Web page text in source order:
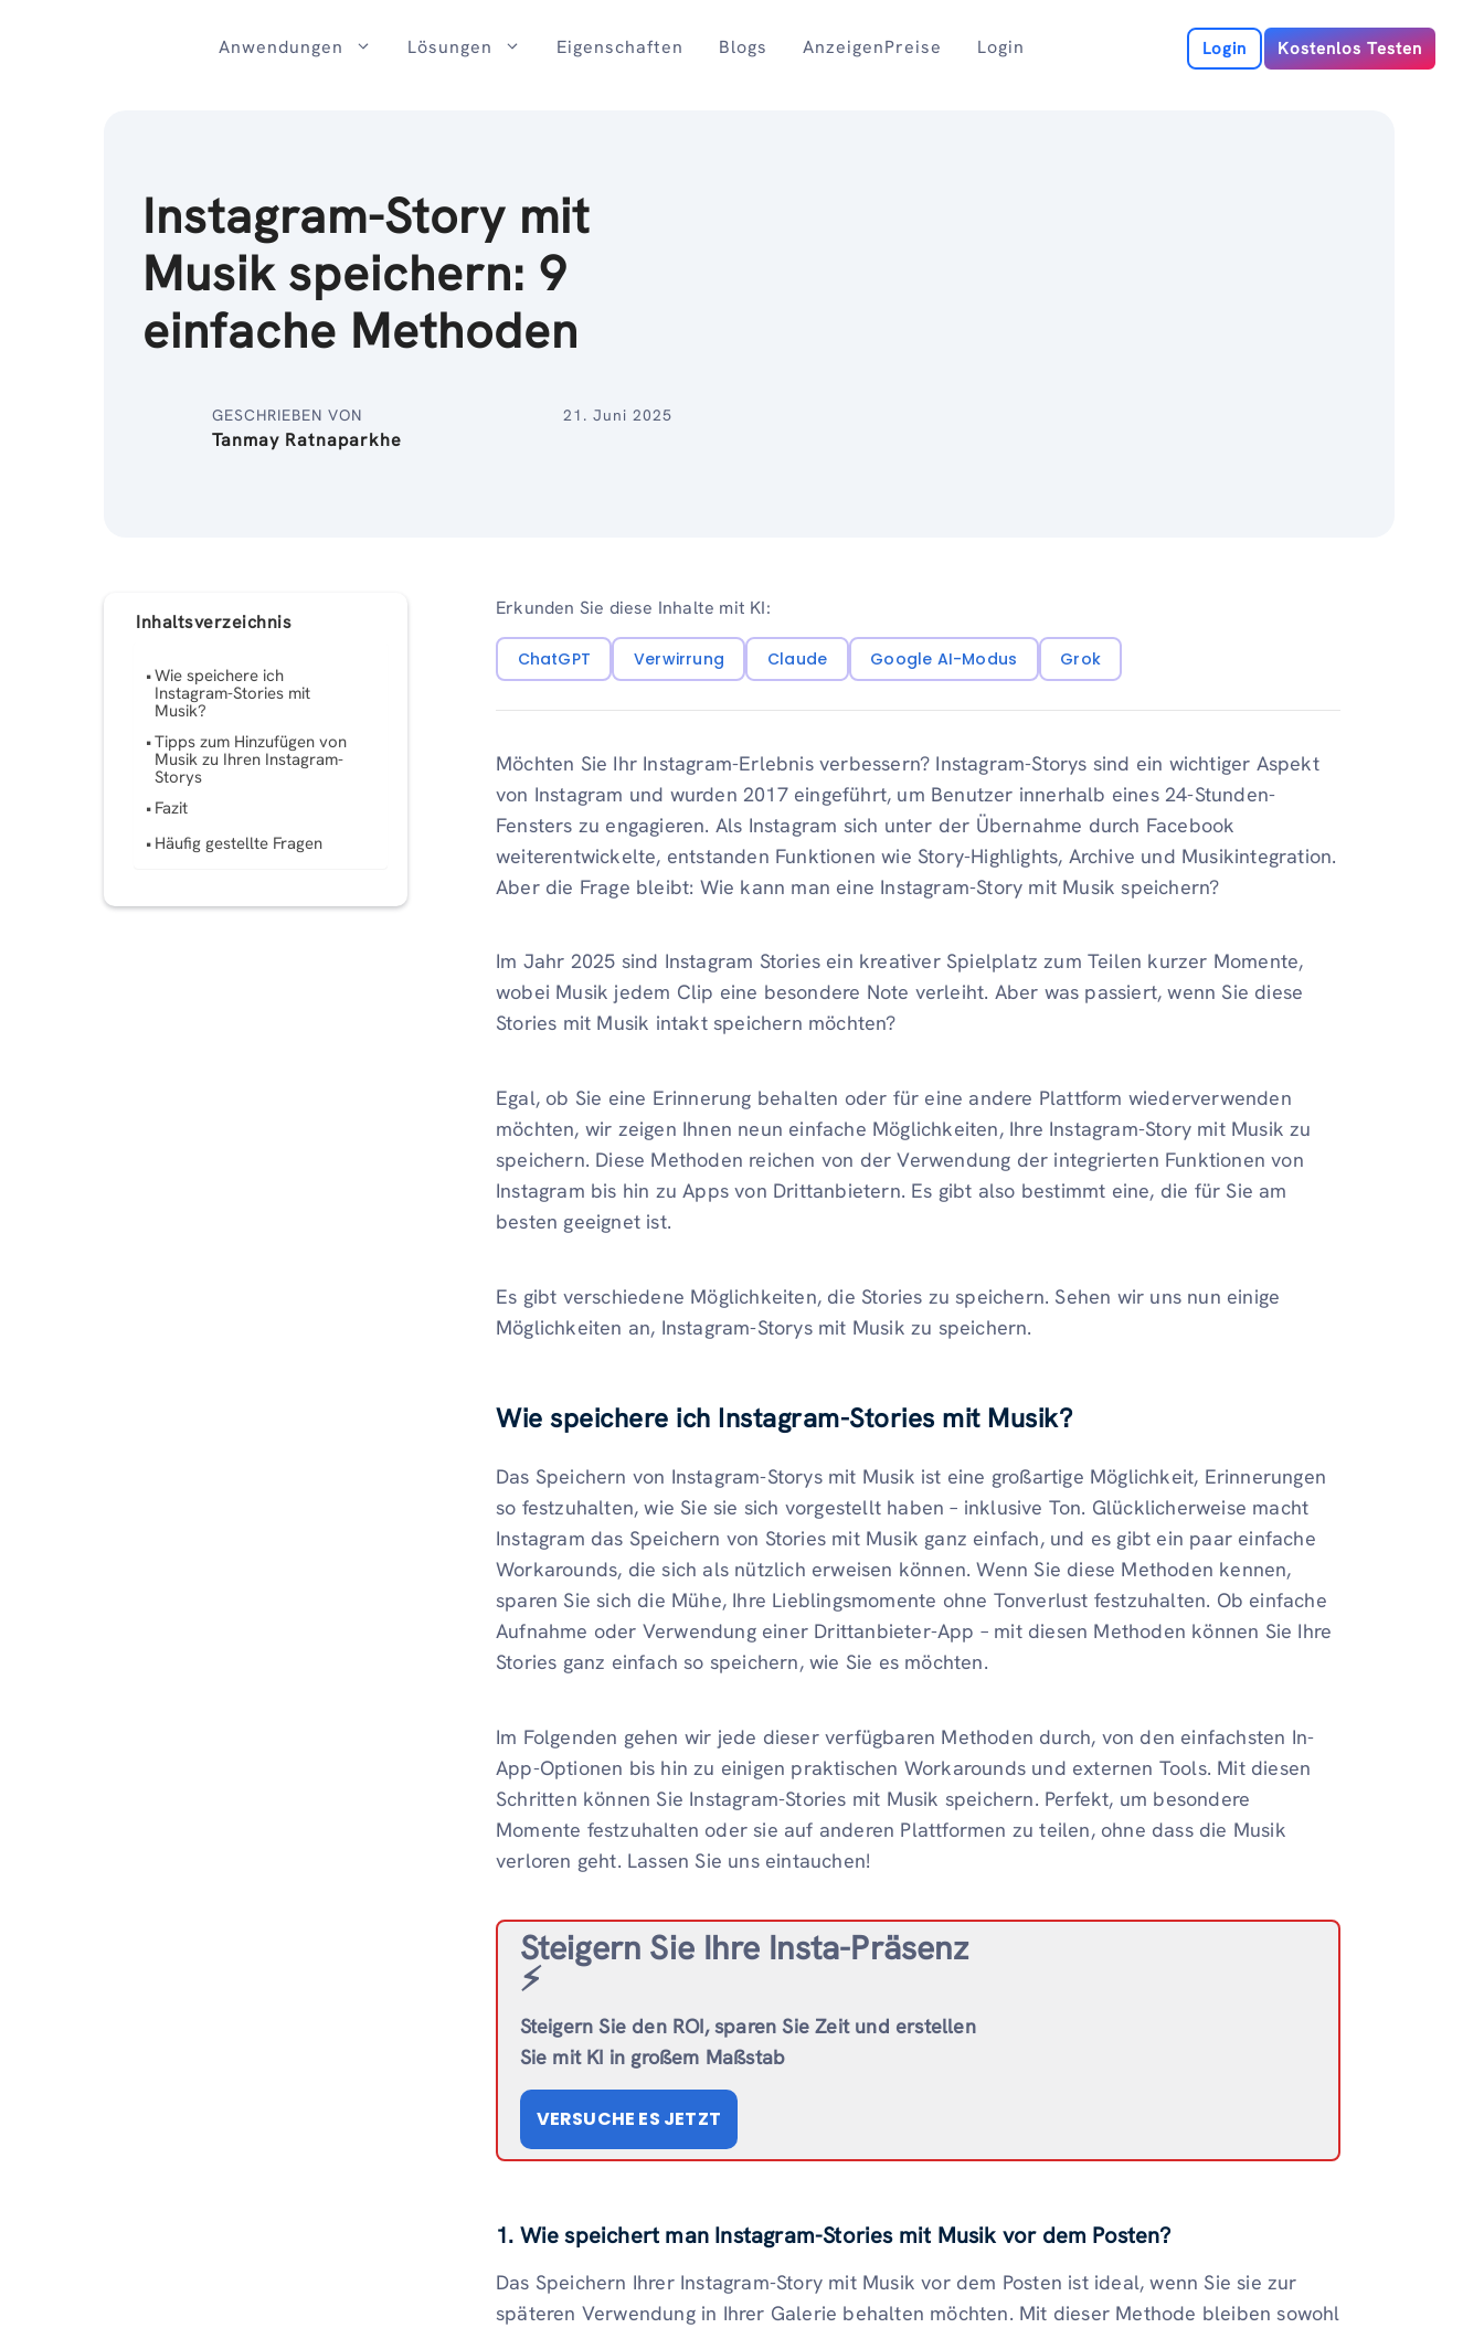
Anwendungen Lösungen Eigenschaften Blogs AnzeigenPreise Login Login Kostenlos Testen
Instagram-Story mit
Musik speichern: 9
einfache Methoden
GESCHRIEBEN VON
Tanmay Ratnaparkhe
21. Juni 2025
Inhaltsverzeichnis
Wie speichere ich
Instagram-Stories mit
Musik?
Tipps zum Hinzufügen von
Musik zu Ihren Instagram-
Storys
Fazit
Häufig gestellte Fragen
Erkunden Sie diese Inhalte mit KI:
ChatGPT Verwirrung Claude Google AI-Modus Grok
Möchten Sie Ihr Instagram-Erlebnis verbessern? Instagram-Storys sind ein wichtiger Aspekt
von Instagram und wurden 2017 eingeführt, um Benutzer innerhalb eines 24-Stunden-
Fensters zu engagieren. Als Instagram sich unter der Übernahme durch Facebook
weiterentwickelte, entstanden Funktionen wie Story-Highlights, Archive und Musikintegration.
Aber die Frage bleibt: Wie kann man eine Instagram-Story mit Musik speichern?
Im Jahr 2025 sind Instagram Stories ein kreativer Spielplatz zum Teilen kurzer Momente,
wobei Musik jedem Clip eine besondere Note verleiht. Aber was passiert, wenn Sie diese
Stories mit Musik intakt speichern möchten?
Egal, ob Sie eine Erinnerung behalten oder für eine andere Plattform wiederverwenden
möchten, wir zeigen Ihnen neun einfache Möglichkeiten, Ihre Instagram-Story mit Musik zu
speichern. Diese Methoden reichen von der Verwendung der integrierten Funktionen von
Instagram bis hin zu Apps von Drittanbietern. Es gibt also bestimmt eine, die für Sie am
besten geeignet ist.
Es gibt verschiedene Möglichkeiten, die Stories zu speichern. Sehen wir uns nun einige
Möglichkeiten an, Instagram-Storys mit Musik zu speichern.
Wie speichere ich Instagram-Stories mit Musik?
Das Speichern von Instagram-Storys mit Musik ist eine großartige Möglichkeit, Erinnerungen
so festzuhalten, wie Sie sie sich vorgestellt haben – inklusive Ton. Glücklicherweise macht
Instagram das Speichern von Stories mit Musik ganz einfach, und es gibt ein paar einfache
Workarounds, die sich als nützlich erweisen können. Wenn Sie diese Methoden kennen,
sparen Sie sich die Mühe, Ihre Lieblingsmomente ohne Tonverlust festzuhalten. Ob einfache
Aufnahme oder Verwendung einer Drittanbieter-App – mit diesen Methoden können Sie Ihre
Stories ganz einfach so speichern, wie Sie es möchten.
Im Folgenden gehen wir jede dieser verfügbaren Methoden durch, von den einfachsten In-
App-Optionen bis hin zu einigen praktischen Workarounds und externen Tools. Mit diesen
Schritten können Sie Instagram-Stories mit Musik speichern. Perfekt, um besondere
Momente festzuhalten oder sie auf anderen Plattformen zu teilen, ohne dass die Musik
verloren geht. Lassen Sie uns eintauchen!
Steigern Sie Ihre Insta-Präsenz
⚡️
Steigern Sie den ROI, sparen Sie Zeit und erstellen
Sie mit KI in großem Maßstab
VERSUCHE ES JETZT
1. Wie speichert man Instagram-Stories mit Musik vor dem Posten?
Das Speichern Ihrer Instagram-Story mit Musik vor dem Posten ist ideal, wenn Sie sie zur
späteren Verwendung in Ihrer Galerie behalten möchten. Mit dieser Methode bleiben sowohl